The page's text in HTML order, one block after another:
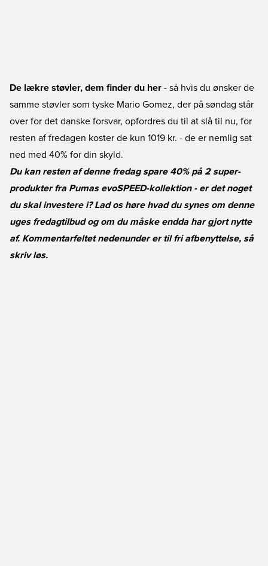
De lækre støvler, dem finder du her - så hvis du ønsker de
samme støvler som tyske Mario Gomez, der på søndag står
over for det danske forsvar, opfordres du til at slå til nu, for
resten af fredagen koster de kun 1019 kr. - de er nemlig sat
ned med 40% for din skyld.
Du kan resten af denne fredag spare 40% på 2 super-
produkter fra Pumas evoSPEED-kollektion - er det noget
du skal investere i? Lad os høre hvad du synes om denne
uges fredagtilbud og om du måske endda har gjort nytte
af. Kommentarfeltet nedenunder er til fri afbenyttelse, så
skriv løs.